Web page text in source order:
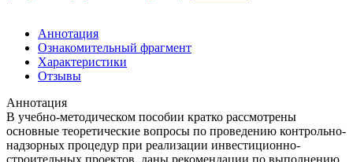
Аннотация
Ознакомительный фрагмент
Характеристики
Отзывы
Аннотация
В учебно-методическом пособии кратко рассмотрены
основные теоретические вопросы по проведению контрольно-
надзорных процедур при реализации инвестиционно-
строительных проектов, даны рекомендации по выполнению